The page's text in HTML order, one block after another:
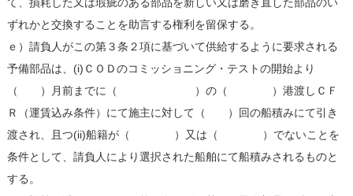
ずれかと交換することを助言する権利を留保する。
ｅ）請負人がこの第３条２項に基づいて供給するように要求される
予備部品は、(i)ＣＯＤのコミッショニング・テストの開始より
（ ）月前までに（ ）の（ ）港渡しＣＦ
Ｒ（運賃込み条件）にて施主に対して（ ）回の船積みにて引き
渡され、且つ(ii)船籍が（ ）又は（ ）でないことを
条件として、請負人により選択された船舶にて船積みされるものと
する。